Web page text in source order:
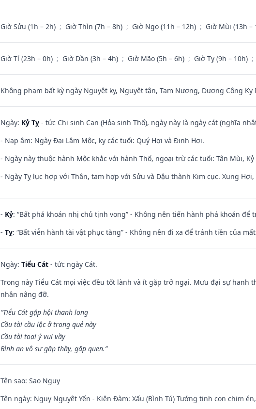
Giờ Sửu (1h – 2h) ; Giờ Thìn (7h – 8h) ; Giờ Ngọ (11h – 12h) ; Giờ Mùi (13h –
Giờ Tí (23h – 0h) ; Giờ Dần (3h – 4h) ; Giờ Mão (5h – 6h) ; Giờ Tỵ (9h – 10h) ;
Không phạm bất kỳ ngày Nguyệt kỵ, Nguyệt tận, Tam Nương, Dương Công Kỵ
Ngày: Kỷ Tỵ - tức Chi sinh Can (Hỏa sinh Thổ), ngày này là ngày cát (nghĩa
- Nạp âm: Ngày Đại Lâm Mộc, kỵ các tuổi: Quý Hợi và Đinh Hợi.
- Ngày này thuộc hành Mộc khắc với hành Thổ, ngoại trừ các tuổi: Tân Mùi,
- Ngày Tỵ lục hợp với Thân, tam hợp với Sửu và Dậu thành Kim cục. Xung
- Kỷ: “Bất phá khoán nhị chủ tịnh vong” - Không nên tiến hành phá khoán để
- Tỵ: “Bất viễn hành tài vật phục tàng” - Không nên đi xa để tránh tiền của
Ngày: Tiểu Cát - tức ngày Cát.
Trong này Tiểu Cát mọi việc đều tốt lành và ít gặp trở ngại. Mưu đại sự
nhân nâng đỡ.
“Tiểu Cát gặp hội thanh long
Cầu tài cầu lộc ở trong quẻ này
Cầu tài toại ý vui vầy
Bình an vô sự gặp thầy, gặp quen.”
Tên sao: Sao Nguy
Tên ngày: Nguy Nguyệt Yến - Kiên Đàm: Xấu (Bình Tú) Tướng tinh con chim